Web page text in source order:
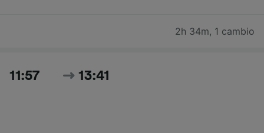
2h 34m, 1 cambio
11:57 13:41